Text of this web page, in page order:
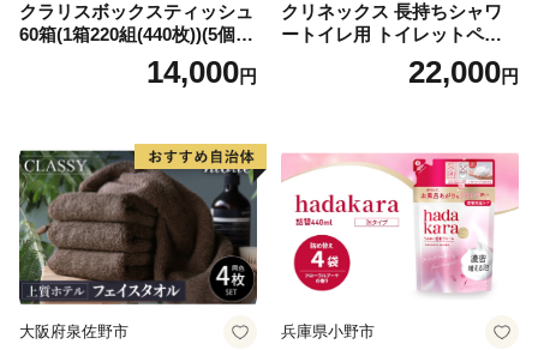
クラリスボックスティッシュ
60箱(1箱220組(440枚))(5個入
り×12セット)【1256759】
14,000円
クリネックス 長持ちシャワ
ートイレ用 トイレットペー
パー（ダブル）64ロール(8ロ
ール×8パック) 開成町 トイレ
蓄 防災 エコ 消耗品 生活雑貨
生活用品 無香料 トイレット
ペーパー ダブル といれっと
ぺーぱー トイレ クレシア ト
イレットペーパー [BDBH002
-1]
22,000円
大阪府泉佐野市 兵庫県小野市